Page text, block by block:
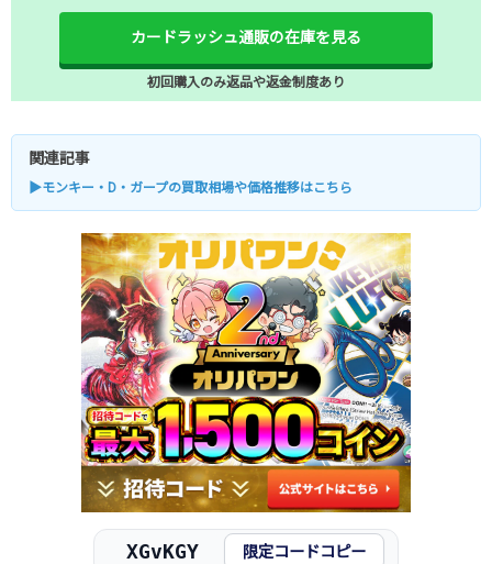
カードラッシュ通販の在庫を見る
初回購入のみ返品や返金制度あり
関連記事
▶モンキー・D・ガープの買取相場や価格推移はこちら
XGvKGY 限定コードコピー